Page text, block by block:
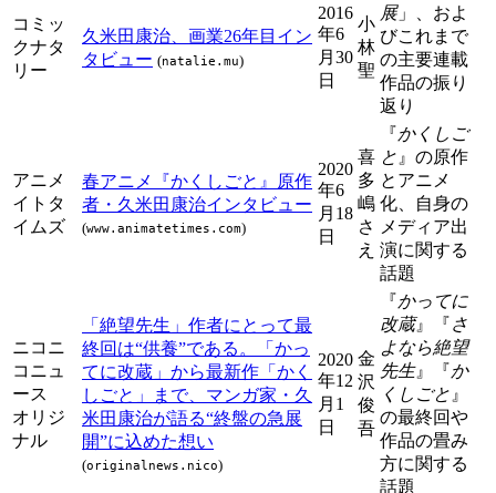
コミッ
クナタ
リー
久米田康治、画業26年目イン
タビュー (natalie.mu)
2016
年6
月30
日
小
林
聖
展」、およ
びこれまで
の主要連載
作品の振り
返り
アニメ
イトタ
イムズ
春アニメ『かくしごと』原作
者・久米田康治インタビュー
(www.animatetimes.com)
2020
年6
月18
日
喜
多
嶋
さ
え
『かくしご
と 』の原作
とアニメ
化、自身の
メディア出
演に関する
話題
ニコニ
コニュ
ース
オリジ
ナル
「絶望先生」作者にとって最
終回は“供養”である。「かっ
てに改蔵」から最新作「かく
しごと」まで、マンガ家・久
米田康治が語る“終盤の急展
開”に込めた想い
(originalnews.nico)
2020
年12
月1
日
金
沢
俊
吾
『かってに
改蔵』『さ
よなら絶望
先生』『か
くしごと 』
の最終回や
作品の畳み
方に関する
話題